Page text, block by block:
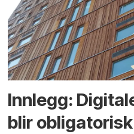
Innlegg:
blir obligatorisk